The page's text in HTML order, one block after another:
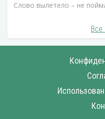
Слово вылетело – не
Все